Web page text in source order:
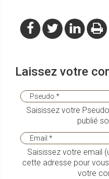
Laissez votre
Saisissez votre
publié
Saisissez votre email
cette adresse pour
votre